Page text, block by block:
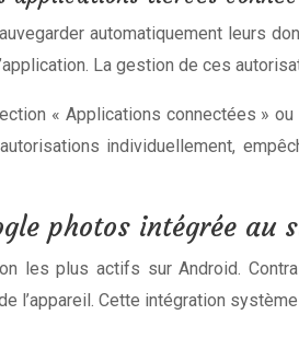
automatiquement leurs
La gestion de ces
« Applications connectées »
individuellement,
photos intégrée au
les plus actifs sur Android.
l’appareil. Cette intégration